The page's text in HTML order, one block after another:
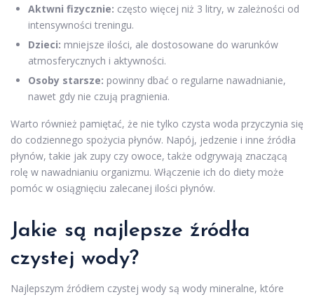
Aktwni fizycznie: często więcej niż 3 litry, w zależności od
intensywności treningu.
Dzieci: mniejsze ilości, ale dostosowane do warunków
atmosferycznych i aktywności.
Osoby starsze: powinny dbać o regularne nawadnianie,
nawet gdy nie czują pragnienia.
Warto również pamiętać, że nie tylko czysta woda przyczynia się
do codziennego spożycia płynów. Napój, jedzenie i inne źródła
płynów, takie jak zupy czy owoce, także odgrywają znaczącą
rolę w nawadnianiu organizmu. Włączenie ich do diety może
pomóc w osiągnięciu zalecanej ilości płynów.
Jakie są najlepsze źródła
czystej wody?
Najlepszym źródłem czystej wody są wody mineralne, które